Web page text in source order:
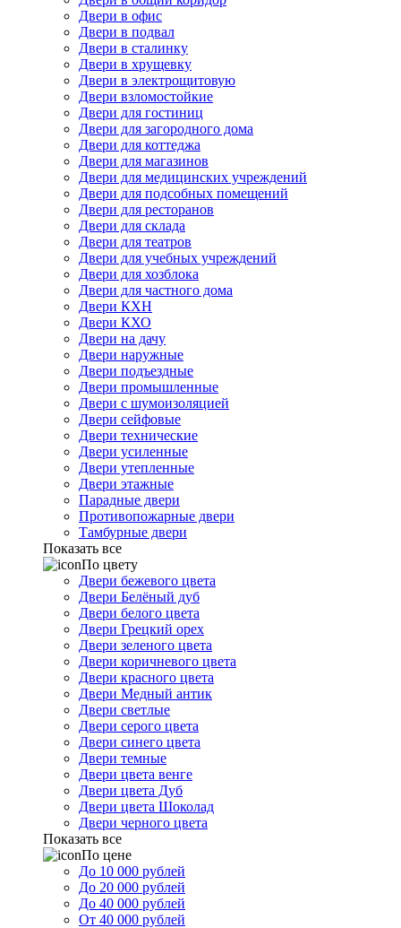
Двери в офис
Двери в подвал
Двери в сталинку
Двери в хрущевку
Двери в электрощитовую
Двери взломостойкие
Двери для гостиниц
Двери для загородного дома
Двери для коттеджа
Двери для магазинов
Двери для медицинских учреждений
Двери для подсобных помещений
Двери для ресторанов
Двери для склада
Двери для театров
Двери для учебных учреждений
Двери для хозблока
Двери для частного дома
Двери КХН
Двери КХО
Двери на дачу
Двери наружные
Двери подъездные
Двери промышленные
Двери с шумоизоляцией
Двери сейфовые
Двери технические
Двери усиленные
Двери утепленные
Двери этажные
Парадные двери
Противопожарные двери
Тамбурные двери
Показать все
По цвету
Двери бежевого цвета
Двери Белёный дуб
Двери белого цвета
Двери Грецкий орех
Двери зеленого цвета
Двери коричневого цвета
Двери красного цвета
Двери Медный антик
Двери светлые
Двери серого цвета
Двери синего цвета
Двери темные
Двери цвета венге
Двери цвета Дуб
Двери цвета Шоколад
Двери черного цвета
Показать все
По цене
До 10 000 рублей
До 20 000 рублей
До 40 000 рублей
От 40 000 рублей